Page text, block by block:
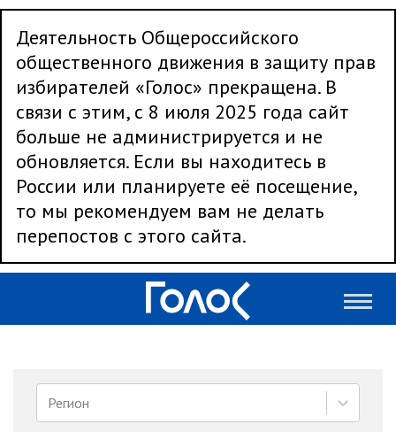
Деятельность Общероссийского
общественного движения в защиту прав
избирателей «Голос» прекращена. В
связи с этим, с 8 июля 2025 года сайт
больше не администрируется и не
обновляется. Если вы находитесь в
России или планируете её посещение,
то мы рекомендуем вам не делать
перепостов с этого сайта.
Регион